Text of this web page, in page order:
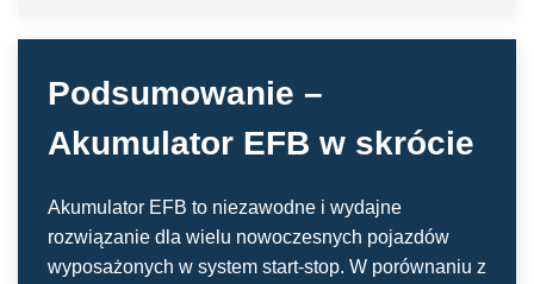
Podsumowanie –
Akumulator EFB w skrócie
Akumulator EFB to niezawodne i wydajne
rozwiązanie dla wielu nowoczesnych pojazdów
wyposażonych w system start-stop. W porównaniu z